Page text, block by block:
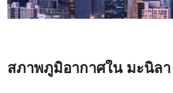
สภาพภูมิอากาศใน มะนิลา